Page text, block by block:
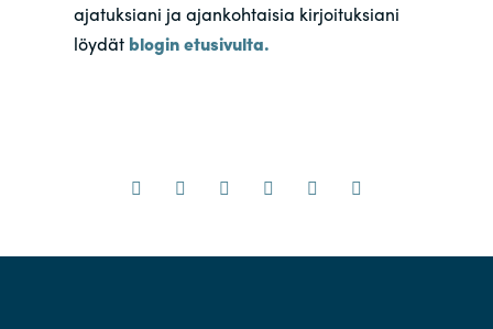
ajatuksiani ja ajankohtaisia kirjoituksiani
löydät blogin etusivulta.